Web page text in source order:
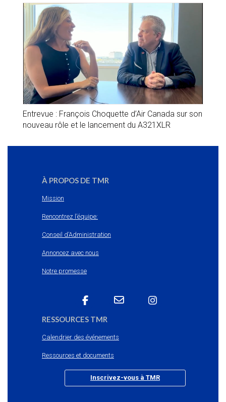
Entrevue : François Choquette d’Air Canada sur son
nouveau rôle et le lancement du A321XLR
À PROPOS DE TMR
Mission
Rencontrez l’équipe:
Conseil d’Administration
Annoncez avec nous
Notre promesse
RESSOURCES TMR
Calendrier des événements
Ressources et documents
Inscrivez-vous à TMR